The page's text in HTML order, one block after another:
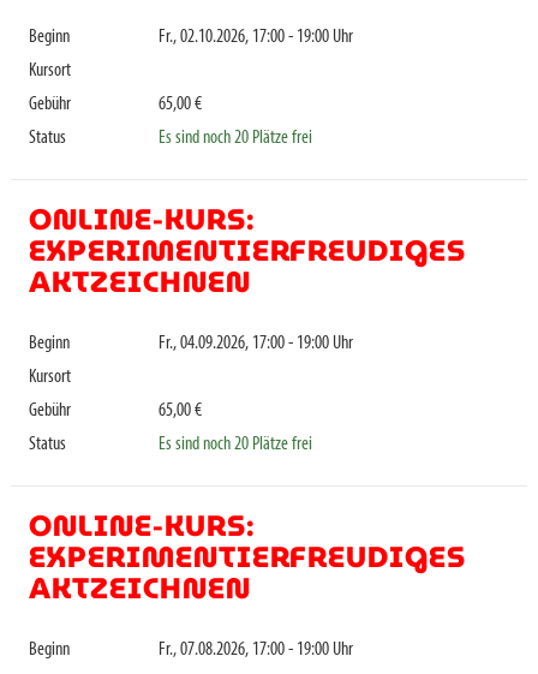
Beginn
Fr., 02.10.2026, 17:00 - 19:00 Uhr
Kursort
Gebühr
65,00 €
Status
Es sind noch 20 Plätze frei
ONLINE-KURS:
EXPERIMENTIERFREUDIGES
AKTZEICHNEN
Beginn
Fr., 04.09.2026, 17:00 - 19:00 Uhr
Kursort
Gebühr
65,00 €
Status
Es sind noch 20 Plätze frei
ONLINE-KURS:
EXPERIMENTIERFREUDIGES
AKTZEICHNEN
Beginn
Fr., 07.08.2026, 17:00 - 19:00 Uhr